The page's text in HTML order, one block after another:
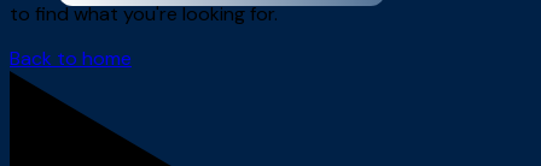
to find what you're looking for.
Back to home